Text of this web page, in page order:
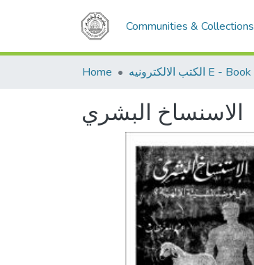
Communities & Collections
Home الكتب الالكترونيه E - Book
الاسنساخ البشري